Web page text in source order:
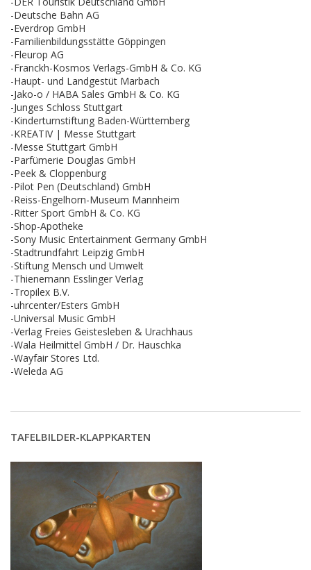
-Deutsche Bahn AG
-Everdrop GmbH
-Familienbildungsstätte Göppingen
-Fleurop AG
-Franckh-Kosmos Verlags-GmbH & Co. KG
-Haupt- und Landgestüt Marbach
-Jako-o / HABA Sales GmbH & Co. KG
-Junges Schloss Stuttgart
-Kinderturnstiftung Baden-Württemberg
-KREATIV | Messe Stuttgart
-Messe Stuttgart GmbH
-Parfümerie Douglas GmbH
-Peek & Cloppenburg
-Pilot Pen (Deutschland) GmbH
-Reiss-Engelhorn-Museum Mannheim
-Ritter Sport GmbH & Co. KG
-Shop-Apotheke
-Sony Music Entertainment Germany GmbH
-Stadtrundfahrt Leipzig GmbH
-Stiftung Mensch und Umwelt
-Thienemann Esslinger Verlag
-Tropilex B.V.
-uhrcenter/Esters GmbH
-Universal Music GmbH
-Verlag Freies Geistesleben & Urachhaus
-Wala Heilmittel GmbH / Dr. Hauschka
-Wayfair Stores Ltd.
-Weleda AG
TAFELBILDER-KLAPPKARTEN